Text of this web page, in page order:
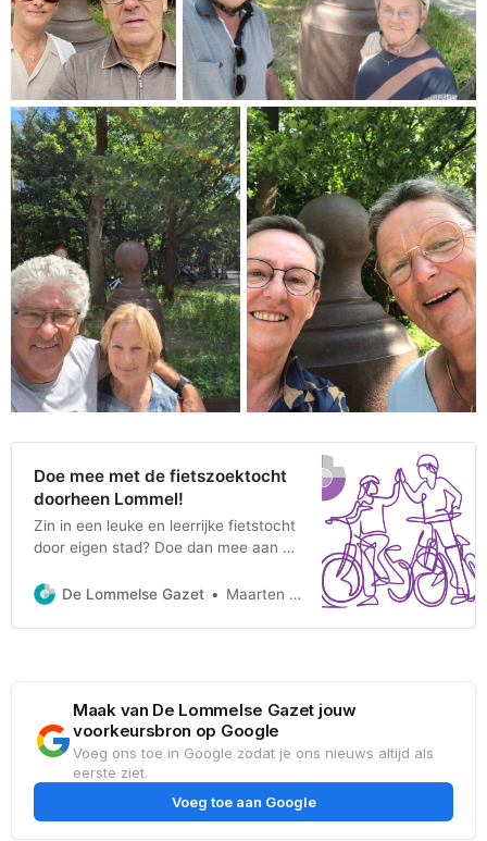
Doe mee met de fietszoektocht
doorheen Lommel!
Zin in een leuke en leerrijke fietstocht
door eigen stad? Doe dan mee aan de
Gazet! De route is ongeveer 45
bekende en minder bekende plekjes in
De Lommelse Gazet Maarten Huijsmans
Maak van De Lommelse Gazet jouw
voorkeursbron op Google
Voeg ons toe in Google zodat je ons nieuws altijd als
eerste ziet.
Voeg toe aan Google